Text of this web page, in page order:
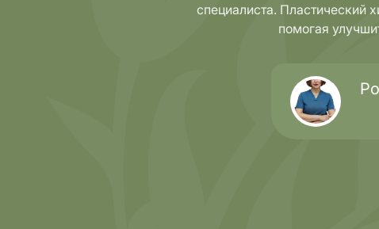
специалиста. Пластический
помогая